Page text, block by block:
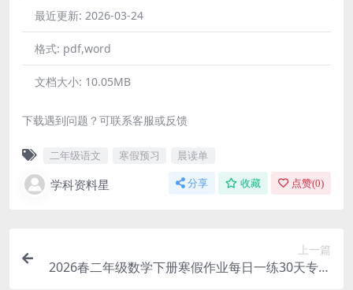
最近更新: 2026-03-24
格式: pdf,word
文档大小: 10.05MB
下载遇到问题？可联系客服或反馈
二年级语文 寒假预习 晨读单
学科资料星 分享 收藏 点赞(0)
上一篇
2026春二年级数学下册寒假作业每日一练30天专项